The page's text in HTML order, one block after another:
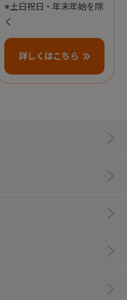
※土日祝日・年末年始を除
く
詳しくはこちら